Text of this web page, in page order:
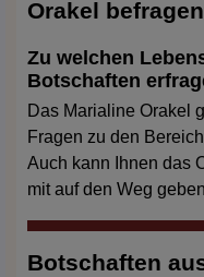
Orakel befragen
Zu welchen
Botschaften
Das Marialine Orakel
Fragen zu den
Auch kann Ihnen das
mit auf den Weg
Botschaften